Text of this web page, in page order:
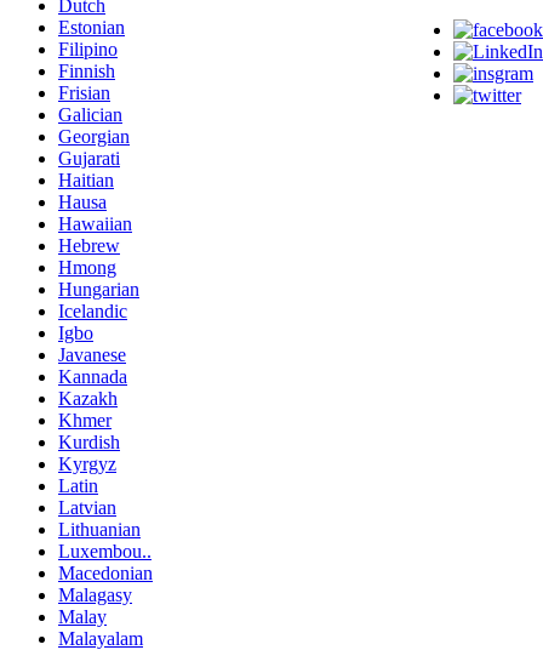
Dutch
Estonian
Filipino
Finnish
Frisian
Galician
Georgian
Gujarati
Haitian
Hausa
Hawaiian
Hebrew
Hmong
Hungarian
Icelandic
Igbo
Javanese
Kannada
Kazakh
Khmer
Kurdish
Kyrgyz
Latin
Latvian
Lithuanian
Luxembou..
Macedonian
Malagasy
Malay
Malayalam